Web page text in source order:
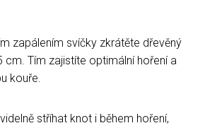
zapálením svíčky zkrátěte dřevěný
cm. Tím zajistíte optimální hoření a
kouře.
stříhat knot i během hoření,